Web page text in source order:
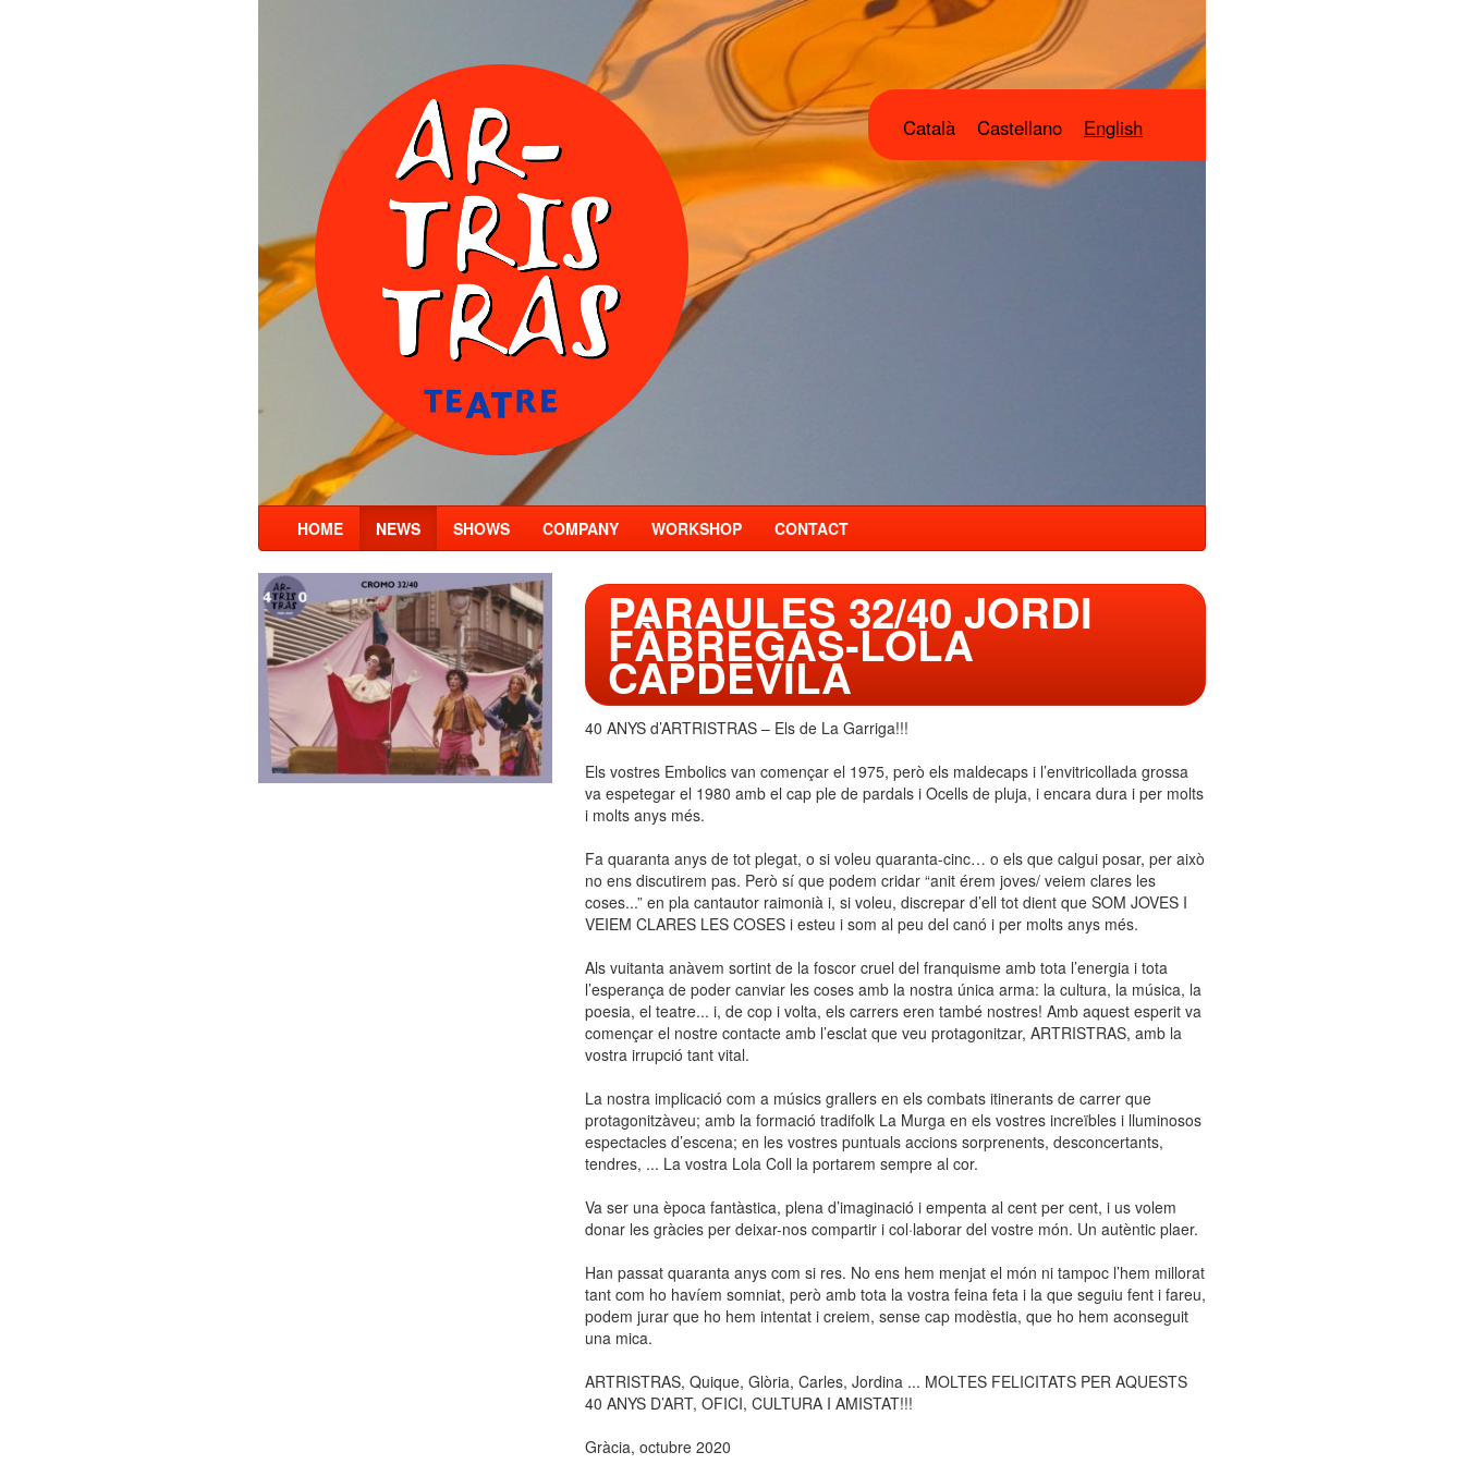
Català Castellano English
HOME NEWS SHOWS COMPANY WORKSHOP CONTACT
PARAULES 32/40 JORDI
FÀBREGAS-LOLA
CAPDEVILA
40 ANYS d’ARTRISTRAS – Els de La Garriga!!!
Els vostres Embolics van començar el 1975, però els maldecaps i l’envitricollada grossa
va espetegar el 1980 amb el cap ple de pardals i Ocells de pluja, i encara dura i per molts
i molts anys més.
Fa quaranta anys de tot plegat, o si voleu quaranta-cinc… o els que calgui posar, per això
no ens discutirem pas. Però sí que podem cridar “anit érem joves/ veiem clares les
coses...” en pla cantautor raimonià i, si voleu, discrepar d’ell tot dient que SOM JOVES I
VEIEM CLARES LES COSES i esteu i som al peu del canó i per molts anys més.
Als vuitanta anàvem sortint de la foscor cruel del franquisme amb tota l’energia i tota
l’esperança de poder canviar les coses amb la nostra única arma: la cultura, la música, la
poesia, el teatre... i, de cop i volta, els carrers eren també nostres! Amb aquest esperit va
començar el nostre contacte amb l’esclat que veu protagonitzar, ARTRISTRAS, amb la
vostra irrupció tant vital.
La nostra implicació com a músics grallers en els combats itinerants de carrer que
protagonitzàveu; amb la formació tradifolk La Murga en els vostres increïbles i lluminosos
espectacles d’escena; en les vostres puntuals accions sorprenents, desconcertants,
tendres, ... La vostra Lola Coll la portarem sempre al cor.
Va ser una època fantàstica, plena d’imaginació i empenta al cent per cent, i us volem
donar les gràcies per deixar-nos compartir i col·laborar del vostre món. Un autèntic plaer.
Han passat quaranta anys com si res. No ens hem menjat el món ni tampoc l’hem millorat
tant com ho havíem somniat, però amb tota la vostra feina feta i la que seguiu fent i fareu,
podem jurar que ho hem intentat i creiem, sense cap modèstia, que ho hem aconseguit
una mica.
ARTRISTRAS, Quique, Glòria, Carles, Jordina ... MOLTES FELICITATS PER AQUESTS
40 ANYS D’ART, OFICI, CULTURA I AMISTAT!!!
Gràcia, octubre 2020